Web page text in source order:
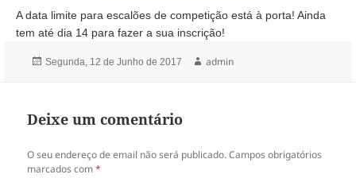
A data limite para escalões de competição está à porta! Ainda
tem até dia 14 para fazer a sua inscrição!
Publicado
Segunda, 12 de Junho de 2017 Autor
admin
Deixe um comentário
O seu endereço de email não será publicado. Campos obrigatórios
marcados com*